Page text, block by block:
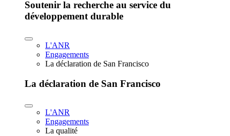
Soutenir la recherche au service du
développement durable
L'ANR
Engagements
La déclaration de San Francisco
La déclaration de San Francisco
L'ANR
Engagements
La qualité